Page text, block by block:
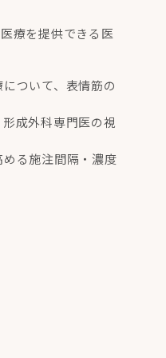
療を提供できる医
ついて、表情筋の
成外科専門医の視
る施注間隔・濃度